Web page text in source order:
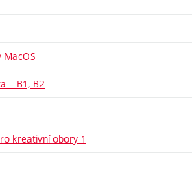
– B1, B2
kreativní obory 1